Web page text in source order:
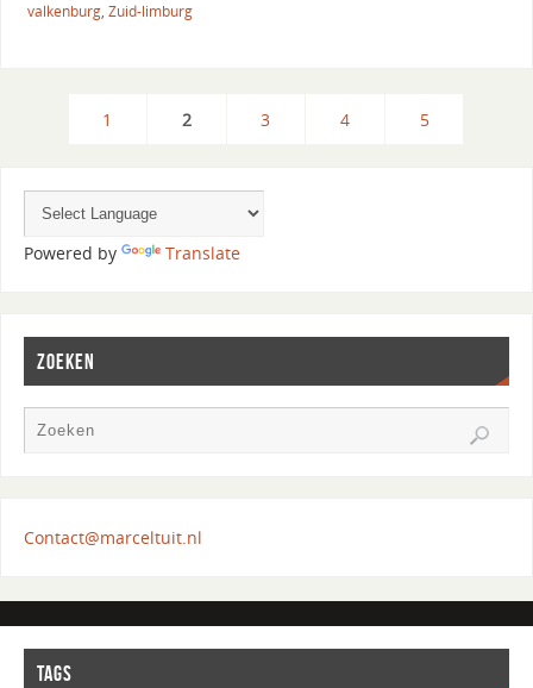
valkenburg, Zuid-limburg
1 2 3 4 5
Powered by Translate
ZOEKEN
Contact@marceltuit.nl
TAGS